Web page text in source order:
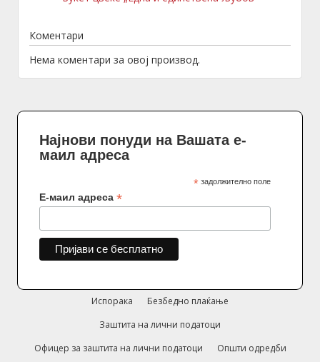
Коментари
Нема коментари за овој производ.
Најнови понуди на Вашата е-
маил адреса
* задолжително поле
Е-маил адреса *
Испорака
Безбедно плаќање
Заштита на лични податоци
Офицер за заштита на лични податоци
Општи одредби